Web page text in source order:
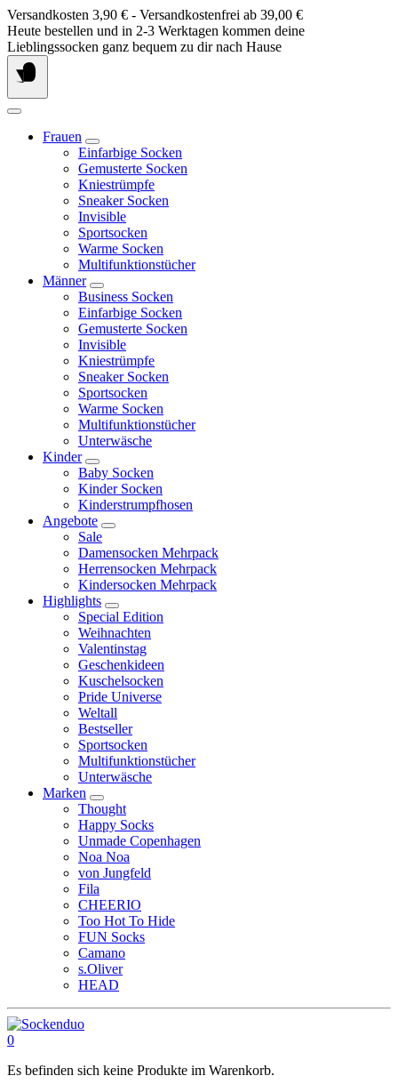
Springe
zum
Inhalt
Versandkosten 3,90 € - Versandkostenfrei ab 39,00 €
Heute bestellen und in 2-3 Werktagen kommen deine
Lieblingssocken ganz bequem zu dir nach Hause
Frauen
Einfarbige Socken
Gemusterte Socken
Kniestrümpfe
Sneaker Socken
Invisible
Sportsocken
Warme Socken
Multifunktionstücher
Männer
Business Socken
Einfarbige Socken
Gemusterte Socken
Invisible
Kniestrümpfe
Sneaker Socken
Sportsocken
Warme Socken
Multifunktionstücher
Unterwäsche
Kinder
Baby Socken
Kinder Socken
Kinderstrumpfhosen
Angebote
Sale
Damensocken Mehrpack
Herrensocken Mehrpack
Kindersocken Mehrpack
Highlights
Special Edition
Weihnachten
Valentinstag
Geschenkideen
Kuschelsocken
Pride Universe
Weltall
Bestseller
Sportsocken
Multifunktionstücher
Unterwäsche
Marken
Thought
Happy Socks
Unmade Copenhagen
Noa Noa
von Jungfeld
Fila
CHEERIO
Too Hot To Hide
FUN Socks
Camano
s.Oliver
HEAD
0
Es befinden sich keine Produkte im Warenkorb.